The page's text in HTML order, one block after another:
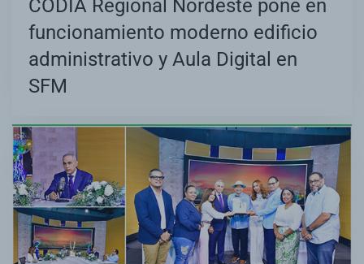
CODIA Regional Nordeste pone en
funcionamiento moderno edificio
administrativo y Aula Digital en
SFM